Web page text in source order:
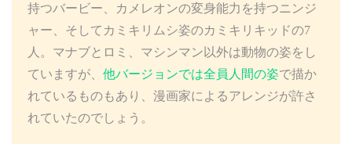
持つバービー、カメレオンの変身能力を持つニンジ
ャー、そしてカミキリムシ姿のカミキリキッドの7
人。マナブとロミ、マシンマン以外は動物の姿をし
ていますが、 他バージョンでは全員人間の姿で描か
れているものもあり、漫画家によるアレンジが許さ
れていたのでしょう。